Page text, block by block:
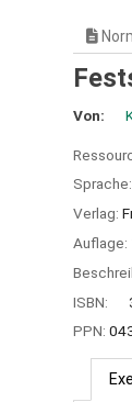
Von:
Sprache:
Verlag:
Auflage:
ISBN:
PPN: